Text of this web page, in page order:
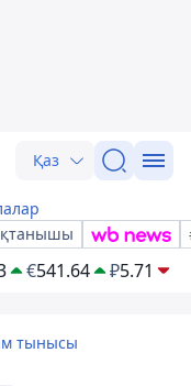
Қаз
€541.64 ₽5.71
тынысы